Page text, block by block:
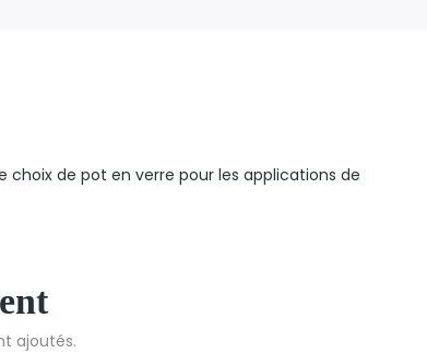
choix de pot en verre pour les applications de
ajoutés.